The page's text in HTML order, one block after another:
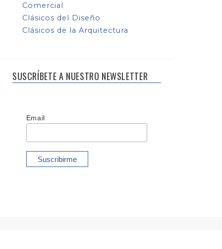
Comercial
Clásicos del Diseño
Clásicos de la Arquitectura
SUSCRÍBETE A NUESTRO NEWSLETTER
Email